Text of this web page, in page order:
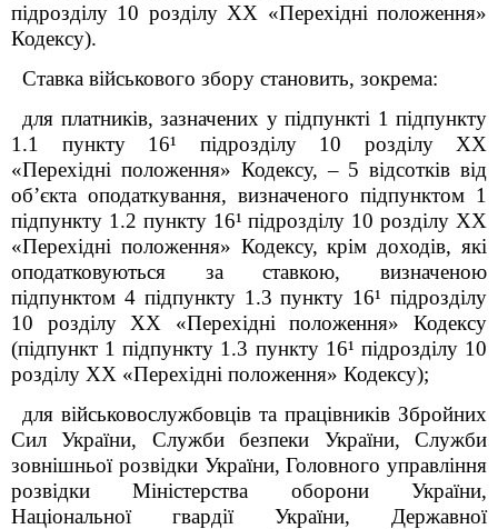
підрозділу 10 розділу XX «Перехідні положення»
Кодексу).
Ставка військового збору становить, зокрема:
для платників, зазначених у підпункті 1 підпункту
1.1 пункту 16¹ підрозділу 10 розділу XX
«Перехідні положення» Кодексу, – 5 відсотків від
об’єкта оподаткування, визначеного підпунктом 1
підпункту 1.2 пункту 16¹ підрозділу 10 розділу XX
«Перехідні положення» Кодексу, крім доходів, які
оподатковуються за ставкою, визначеною
підпунктом 4 підпункту 1.3 пункту 16¹ підрозділу
10 розділу XX «Перехідні положення» Кодексу
(підпункт 1 підпункту 1.3 пункту 16¹ підрозділу 10
розділу XX «Перехідні положення» Кодексу);
для військовослужбовців та працівників Збройних
Сил України, Служби безпеки України, Служби
зовнішньої розвідки України, Головного управління
розвідки Міністерства оборони України,
Національної гвардії України, Державної